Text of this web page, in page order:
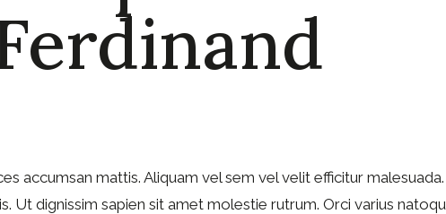
accumsan mattis. Aliquam vel sem vel velit efficitur
Ut dignissim sapien sit amet molestie rutrum. Orci varius